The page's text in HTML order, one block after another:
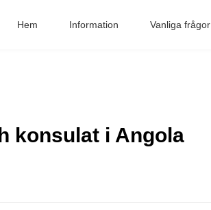
Hem Information Vanliga frågor
konsulat i Angola